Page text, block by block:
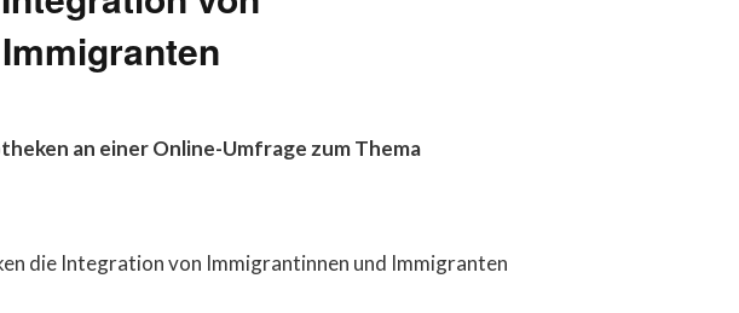
an einer Online-Umfrage zum Thema
die Integration von Immigrantinnen und Immigranten